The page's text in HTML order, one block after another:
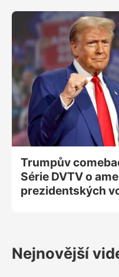
průšvihy 1989–⁠⁠⁠⁠⁠⁠⁠⁠⁠⁠⁠⁠⁠⁠⁠⁠⁠⁠2024,
osobami
hodnocení uplynulých
která podle nich nebyla
aktuálních rozhodnutí
Trumpův
Série DVTV o
prezidentských
Nejnovější